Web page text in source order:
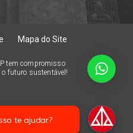
Mapa do Site
tem compromisso
o futuro sustentável!